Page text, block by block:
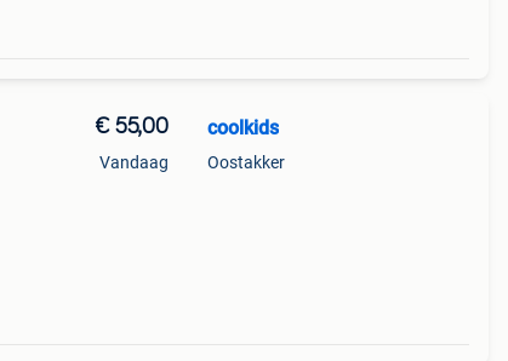
€ 55,00
Vandaag
coolkids
Oostakker